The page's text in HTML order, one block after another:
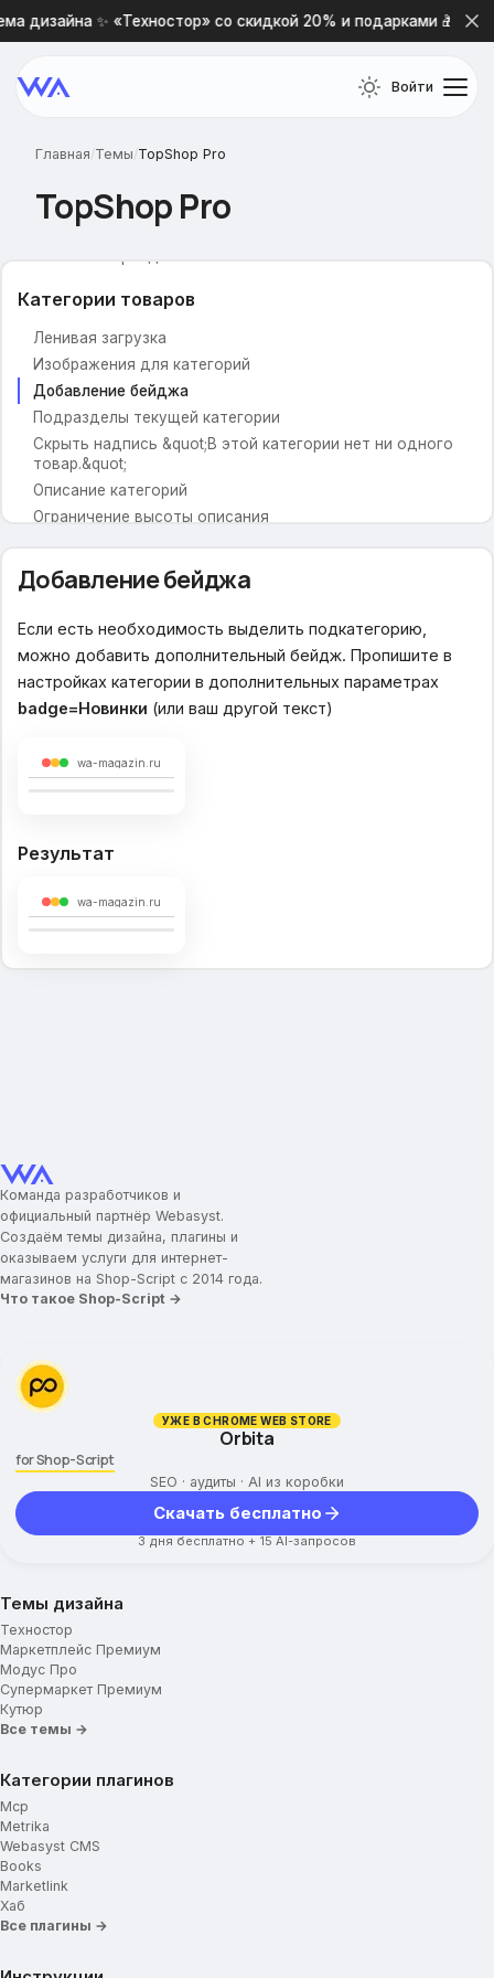
дизайна ✨ «Техностор» со скидкой 20% и подарками 🎁
Войти
Главная/Темы/TopShop Pro
TopShop Pro
Высота промо-блока
Количество блоков на одной строке
Бренды
Название брендов
Заголовок для брендов
Категории товаров
Ленивая загрузка
Изображения для категорий
Добавление бейджа
Подразделы текущей категории
Скрыть надпись &quot;В этой категории нет ни одного
товар.&quot;
Описание категорий
Ограничение высоты описания
Вид каталога по умолчанию
Высота товара в списке thumbs
Быстрый просмотр
Показывать по
Новостная лента
Внеший вид кнопки купить
Карточка товара
Соц. сети для расшаривания
Вспомогательная всплывающая панель
Увеличительная лупа при наведении
Увеличение колесиком мыши
Блок подписки
Социальные сети
Добавление бейджа
Если есть необходимость выделить подкатегорию,
можно добавить дополнительный бейдж. Пропишите в
настройках категории в дополнительных параметрах
badge=Новинки (или ваш другой текст)
wa-magazin.ru
Результат
wa-magazin.ru
Команда разработчиков и
официальный партнёр Webasyst.
Создаём темы дизайна, плагины и
оказываем услуги для интернет-
магазинов на Shop-Script с 2014 года.
Что такое Shop-Script →
УЖЕ В CHROME WEB STORE
Orbita
for Shop-Script
SEO · аудиты · AI из коробки
Скачать бесплатно
3 дня бесплатно + 15 AI-запросов
Темы дизайна
Техностор
Маркетплейс Премиум
Модус Про
Супермаркет Премиум
Кутюр
Все темы →
Категории плагинов
Mcp
Metrika
Webasyst CMS
Books
Marketlink
Хаб
Все плагины →